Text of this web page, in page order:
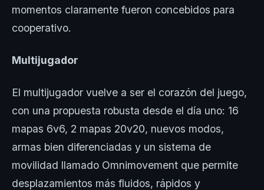
momentos claramente fueron concebidos para
cooperativo.
Multijugador
El multijugador vuelve a ser el corazón del juego,
con una propuesta robusta desde el día uno: 16
mapas 6v6, 2 mapas 20v20, nuevos modos,
armas bien diferenciadas y un sistema de
movilidad llamado Omnimovement que permite
desplazamientos más fluidos, rápidos y